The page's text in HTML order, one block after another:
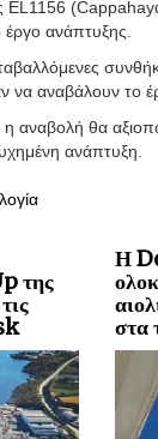
EL1156
έργο ανάπτυξης.
αναβάλουν το
αναβολή θα
ανάπτυξη.
της
Η
στα